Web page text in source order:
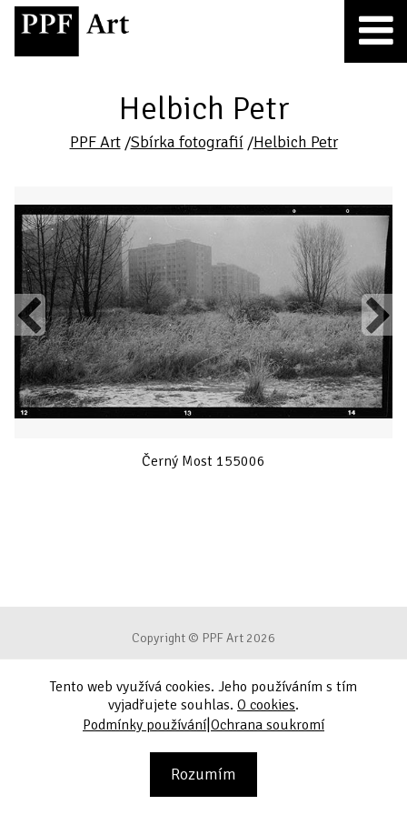
Helbich Petr
PPF Art/Sbírka fotografií/Helbich Petr
Previous
Černý Most 155006
Next
Copyright © PPF Art 2026
Podmínky používání
Ochrana soukromí
Tento web využívá cookies. Jeho používáním s tím
vyjadřujete souhlas. O cookies.
Podmínky používání|Ochrana soukromí
Rozumím